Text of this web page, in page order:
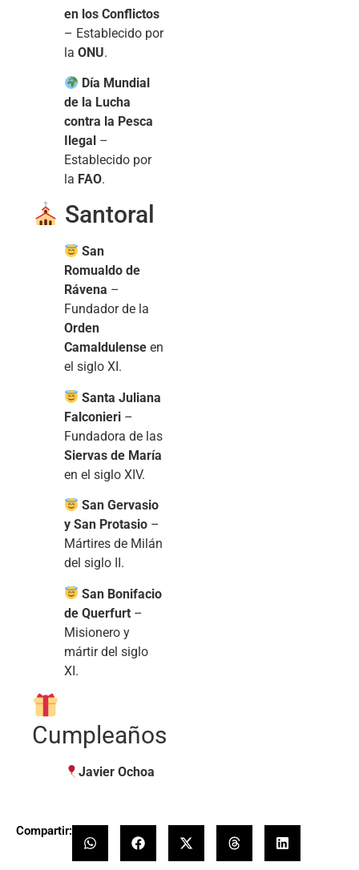
en los Conflictos
– Establecido por
la ONU.
Día Mundial
de la Lucha
contra la Pesca
Ilegal –
Establecido por
la FAO.
Santoral
San
Romualdo de
Rávena –
Fundador de la
Orden
Camaldulense en
el siglo XI.
Santa Juliana
Falconieri –
Fundadora de las
Siervas de María
en el siglo XIV.
San Gervasio
y San Protasio –
Mártires de Milán
del siglo II.
San Bonifacio
de Querfurt –
Misionero y
mártir del siglo
XI.
Cumpleaños
Javier Ochoa
Compartir: